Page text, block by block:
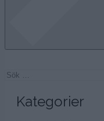
Sök
Kategorier